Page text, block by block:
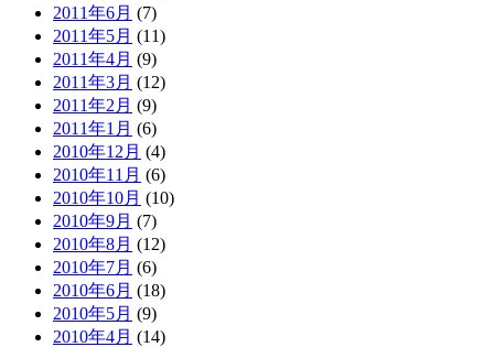
2011年6月 (7)
2011年5月 (11)
2011年4月 (9)
2011年3月 (12)
2011年2月 (9)
2011年1月 (6)
2010年12月 (4)
2010年11月 (6)
2010年10月 (10)
2010年9月 (7)
2010年8月 (12)
2010年7月 (6)
2010年6月 (18)
2010年5月 (9)
2010年4月 (14)